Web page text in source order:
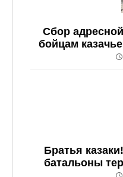
Сбор
бойцам
Братья
батальоны